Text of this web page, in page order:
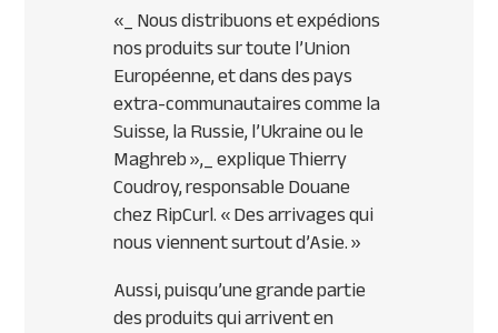
«_ Nous distribuons et expédions
nos produits sur toute l’Union
Européenne, et dans des pays
extra-communautaires comme la
Suisse, la Russie, l’Ukraine ou le
Maghreb »,_ explique Thierry
Coudroy, responsable Douane
chez RipCurl.« Des arrivages qui
nous viennent surtout d’Asie. »
Aussi, puisqu’une grande partie
des produits qui arrivent en